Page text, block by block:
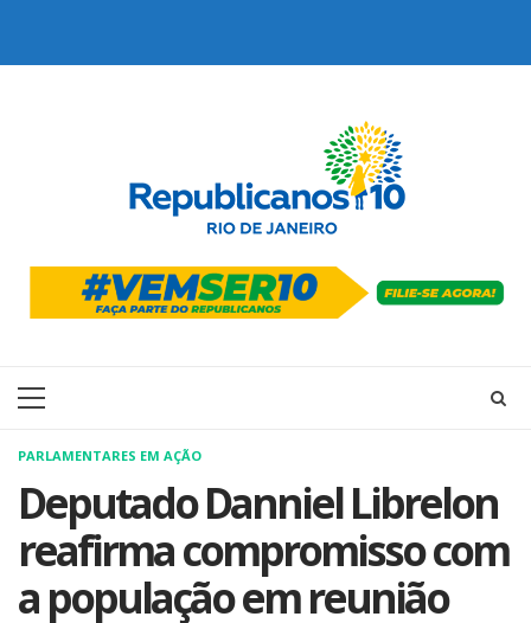
Primary
PARLAMENTARES EM AÇÃO
Deputado Danniel Librelon
reafirma compromisso com
a população em reunião